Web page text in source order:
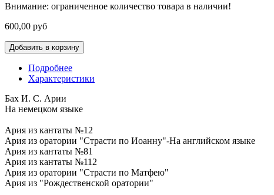
Внимание: ограниченное количество товара в наличии!
600,00 руб
Подробнее
Характеристики
Бах И. С. Арии
На немецком языке
Ария из кантаты №12
Ария из оратории "Страсти по Иоанну"-На английском языке
Ария из кантаты №81
Ария из кантаты №112
Ария из оратории "Страсти по Матфею"
Ария из "Рождественской оратории"